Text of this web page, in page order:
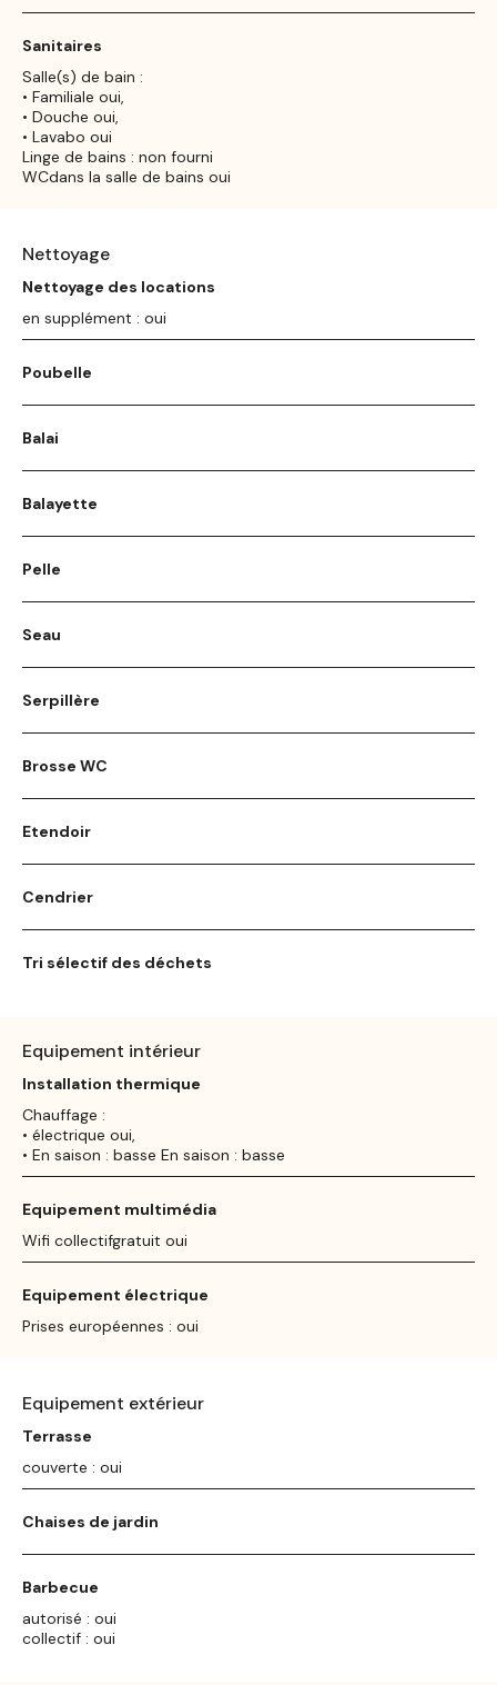
Sanitaires
Salle(s) de bain :
• Familiale oui,
• Douche oui,
• Lavabo oui
Linge de bains : non fourni
WCdans la salle de bains oui
Nettoyage
Nettoyage des locations
en supplément : oui
Poubelle
Balai
Balayette
Pelle
Seau
Serpillère
Brosse WC
Etendoir
Cendrier
Tri sélectif des déchets
Equipement intérieur
Installation thermique
Chauffage :
• électrique oui,
• En saison : basse En saison : basse
Equipement multimédia
Wifi collectifgratuit oui
Equipement électrique
Prises européennes : oui
Equipement extérieur
Terrasse
couverte : oui
Chaises de jardin
Barbecue
autorisé : oui
collectif : oui